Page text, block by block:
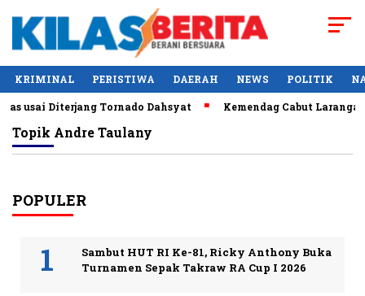
KRIMINAL PERISTIWA DAERAH NEWS POLITIK
usai Diterjang Tornado Dahsyat Kemendag Cabut
Topik Andre Taulany
POPULER
Sambut HUT RI Ke-81, Ricky Anthony Buka
Turnamen Sepak Takraw RA Cup I 2026